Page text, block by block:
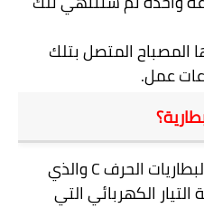
المصباح المتصل بتلك
الحرفCوالذي
الكهربائي التي